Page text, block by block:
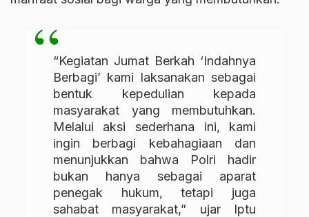
“Kegiatan Jumat Berkah ‘Indahnya
Berbagi’ kami laksanakan sebagai
bentuk kepedulian kepada
masyarakat yang membutuhkan.
Melalui aksi sederhana ini, kami
ingin berbagi kebahagiaan dan
menunjukkan bahwa Polri hadir
bukan hanya sebagai aparat
penegak hukum, tetapi juga
sahabat masyarakat,” ujar Iptu